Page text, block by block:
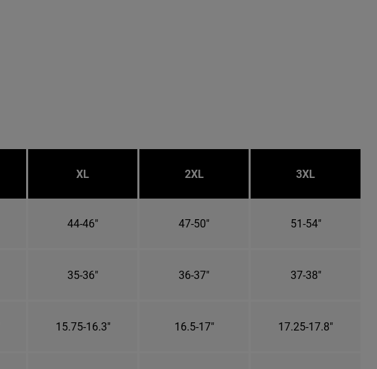
XL 2XL 3XL
44-46" 47-50" 51-54"
35-36" 36-37" 37-38"
15.75-16.3" 16.5-17" 17.25-17.8"